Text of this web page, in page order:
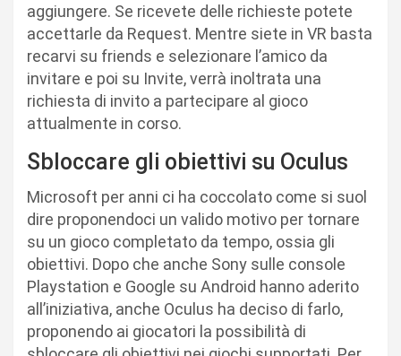
aggiungere. Se ricevete delle richieste potete
accettarle da Request. Mentre siete in VR basta
recarvi su friends e selezionare l’amico da
invitare e poi su Invite, verrà inoltrata una
richiesta di invito a partecipare al gioco
attualmente in corso.
Sbloccare gli obiettivi su Oculus
Microsoft per anni ci ha coccolato come si suol
dire proponendoci un valido motivo per tornare
su un gioco completato da tempo, ossia gli
obiettivi. Dopo che anche Sony sulle console
Playstation e Google su Android hanno aderito
all’iniziativa, anche Oculus ha deciso di farlo,
proponendo ai giocatori la possibilità di